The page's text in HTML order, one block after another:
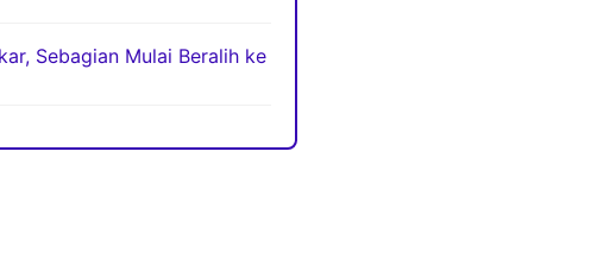
Sebagian Mulai Beralih ke